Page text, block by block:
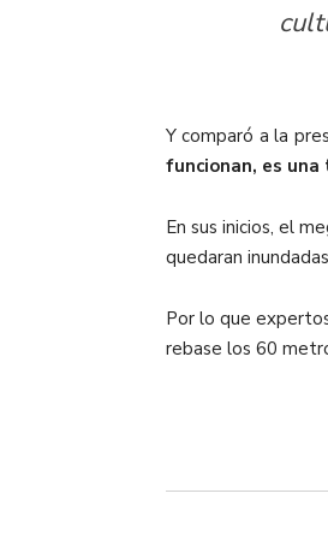
Y comparó a la
funcionan, es
En sus inicios, el
quedaran
Por lo que
rebase los 60